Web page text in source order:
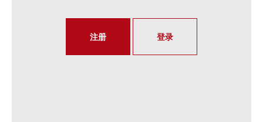
注册 登录